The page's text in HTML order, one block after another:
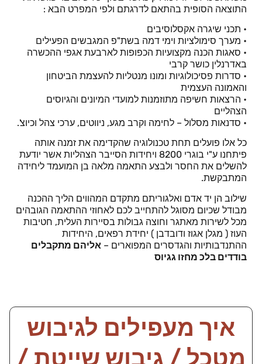
התוצאה הסופית בהתאם לדרגתם ולפי המפרט הבא :
• תכני שיגרה אקסלוסיבים
• מערך סימולציות וימי דמה בשת"פ המגבשים הפעילים
• סאגות הכנה מקצועיות הכפופות לארבעת אגפי ההכשרה
באדרנלין כושר קרבי
• סדרות פסיכולוגיות ומונו מנטליות להעצמת הביטחון
והאמונה העצמית
• הרצאות חשיפה מתוזמנות למועדי המיונים והגיוסים
הצהליים
• סדנאות מסלול – לחימה וקרב מגע, ניווטים, ערכי צהל וכיוצ'.
כל אלו פועלים תחת טכנולוגיה שהקדימה את זמנה אותה
פיתחנו ע"י בוגרי 8200 ויחידות הסייבר הצהליות אשר יודעת
להשלים את החסר ולבצע התאמה מלאה בן המועמד ליחידה
המתבקשת.
שילוב הן יד אדם ואלגוריתם מתקדם המהווים הליך ההכנה
מבודל שכיום מסוגל להתחייב לכם לאחוזי ההתאמה הגובהים
מכל לשירות מאתגר וחוצה גבולות בסיירות העלית, חטיבות
העוז ( מגלן אגוז ודובדבן ) יחידת רפאים, היחידות
ההתנדבותיות והגדסרים המפוארים – אליהם מתקבלים
בודדים בלכ מחזו גגיוס
איך מעפילים לגיבוש
מטכל / גיבוש שייטת /